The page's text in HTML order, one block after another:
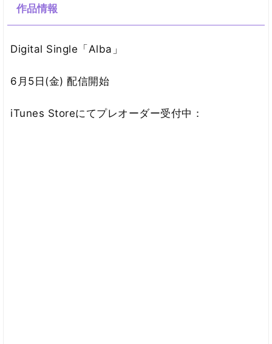
作品情報
Digital Single「Alba」
6月5日(金) 配信開始
iTunes Storeにてプレオーダー受付中：